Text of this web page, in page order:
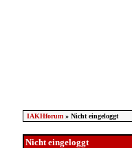
IAKHforum» Nicht eingeloggt
Nicht eingeloggt